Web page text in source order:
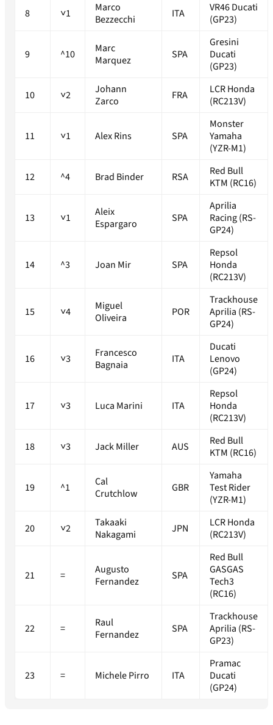
8 ˅1
Marco
Bezzecchi
ITA
VR46 Ducati
(GP23)
9 ^10
Marc
Marquez
SPA
Gresini
Ducati
(GP23)
10 ˅2
Johann
Zarco
FRA
LCR Honda
(RC213V)
11 ˅1 Alex Rins SPA
Monster
Yamaha
(YZR-M1)
12 ^4 Brad Binder RSA
Red Bull
KTM (RC16)
13 ˅1
Aleix
Espargaro
SPA
Aprilia
Racing (RS-
GP24)
14 ^3 Joan Mir SPA
Repsol
Honda
(RC213V)
15 ˅4
Miguel
Oliveira
POR
Trackhouse
Aprilia (RS-
GP24)
16 ˅3
Francesco
Bagnaia
ITA
Ducati
Lenovo
(GP24)
17 ˅3 Luca Marini ITA
Repsol
Honda
(RC213V)
18 ˅3 Jack Miller AUS
Red Bull
KTM (RC16)
19 ^1
Cal
Crutchlow
GBR
Yamaha
Test Rider
(YZR-M1)
20 ˅2
Takaaki
Nakagami
JPN
LCR Honda
(RC213V)
21 =
Augusto
Fernandez
SPA
Red Bull
GASGAS
Tech3
(RC16)
22 =
Raul
Fernandez
SPA
Trackhouse
Aprilia (RS-
GP23)
23 = Michele Pirro ITA
Pramac
Ducati
(GP24)